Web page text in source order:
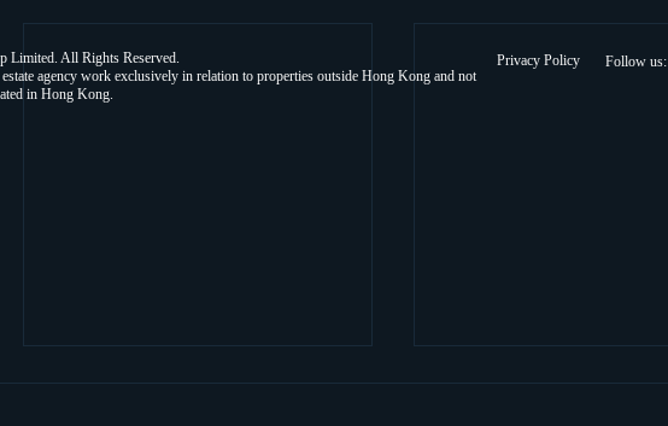
Limited. All Rights Reserved.
agency work exclusively in relation to properties outside Hong Kong and not
in Hong Kong.
Privacy Policy Follow us: